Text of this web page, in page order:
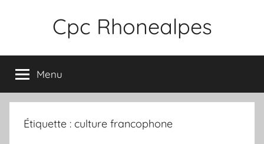
Cpc Rhonealpes
Menu
Étiquette : culture francophone